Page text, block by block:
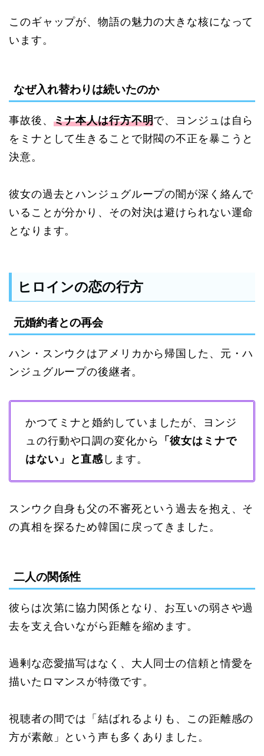
このギャップが、物語の魅力の大きな核になって
います。
なぜ入れ替わりは続いたのか
事故後、 ミナ本人は行方不明で、ヨンジュは自ら
をミナとして生きることで財閥の不正を暴こうと
決意。
彼女の過去とハンジュグループの闇が深く絡んで
いることが分かり、その対決は避けられない運命
となります。
ヒロインの恋の行方
元婚約者との再会
ハン・スンウクはアメリカから帰国した、元・ハ
ンジュグループの後継者。
かつてミナと婚約していましたが、ヨンジ
ュの行動や口調の変化から
「彼女はミナで
はない」と直感 します。
スンウク自身も父の不審死という過去を抱え、そ
の真相を探るため韓国に戻ってきました。
二人の関係性
彼らは次第に協力関係となり、お互いの弱さや過
去を支え合いながら距離を縮めます。
過剰な恋愛描写はなく、大人同士の信頼と情愛を
描いたロマンスが特徴です。
視聴者の間では「結ばれるよりも、この距離感の
方が素敵」という声も多くありました。